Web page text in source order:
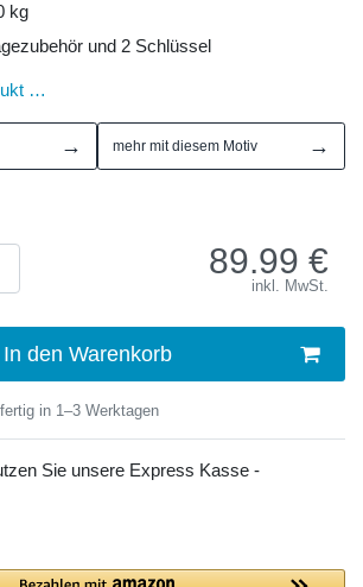
kg
und 2 Schlüssel
…
→ mehr mit diesem Motiv →
89.99 €
inkl. MwSt.
In den Warenkorb
in 1–3 Werktagen
Sie unsere Express Kasse -